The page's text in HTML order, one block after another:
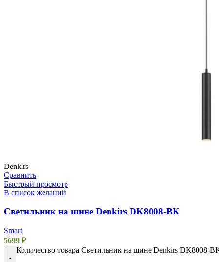
Denkirs
Сравнить
Быстрый просмотр
В список желаний
Светильник на шине Denkirs DK8008-BK
Smart
5699 ₽
-
Количество товара Светильник на шине Denkirs DK8008-